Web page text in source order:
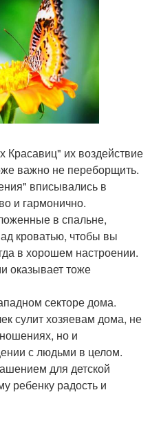
Красавиц" их воздействие
важно не переборщить.
вписывались в
и гармонично.
в спальне,
кроватью, чтобы вы
в хорошем настроении.
оказывает тоже
секторе дома.
сулит хозяевам дома, не
но и
с людьми в целом.
для детской
ребенку радость и